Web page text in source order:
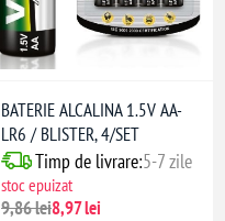
BATERIE ALCALINA 1.5V AA-
LR6 / BLISTER, 4/SET
Timp de livrare:5-7 zile
stoc epuizat
9,86 lei8,97 lei